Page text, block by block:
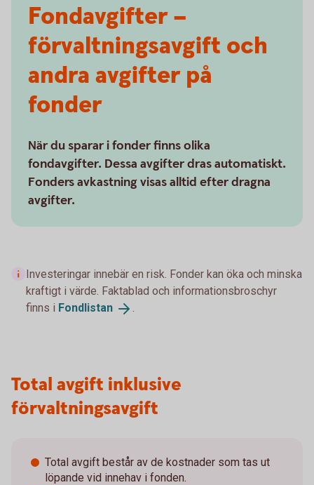
Fondavgifter –
förvaltningsavgift och
andra avgifter på
fonder
När du sparar i fonder finns olika
fondavgifter. Dessa avgifter dras automatiskt.
Fonders avkastning visas alltid efter dragna
avgifter.
Investeringar innebär en risk. Fonder kan öka och minska
kraftigt i värde. Faktablad och informationsbroschyr
finns i Fondlistan .
Total avgift inklusive
förvaltningsavgift
Total avgift består av de kostnader som tas ut
löpande vid innehav i fonden.